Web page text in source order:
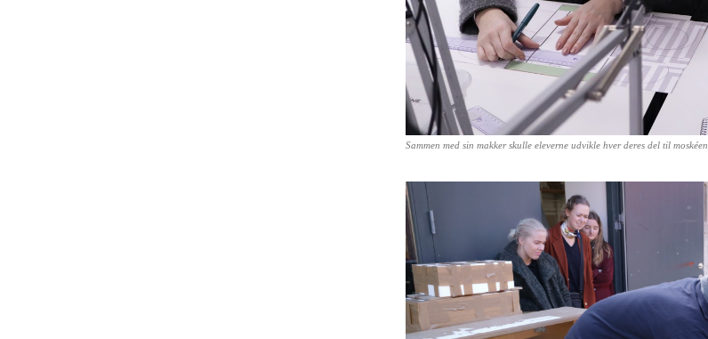
Sammen med sin makker skulle eleverne udvikle hver deres del til moskéen.